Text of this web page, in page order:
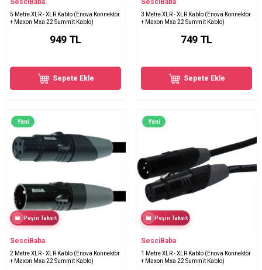
SesciBaba
5 Metre XLR - XLR Kablo (Enova Konnektör
+ Maxon Mxa 22 Summit Kablo)
949 TL
Sepete Ekle
SesciBaba
3 Metre XLR - XLR Kablo (Enova Konnektör
+ Maxon Mxa 22 Summit Kablo)
749 TL
Sepete Ekle
Yeni
Peşin Taksit
SesciBaba
2 Metre XLR - XLR Kablo (Enova Konnektör
+ Maxon Mxa 22 Summit Kablo)
Yeni
Peşin Taksit
SesciBaba
1 Metre XLR - XLR Kablo (Enova Konnektör
+ Maxon Mxa 22 Summit Kablo)